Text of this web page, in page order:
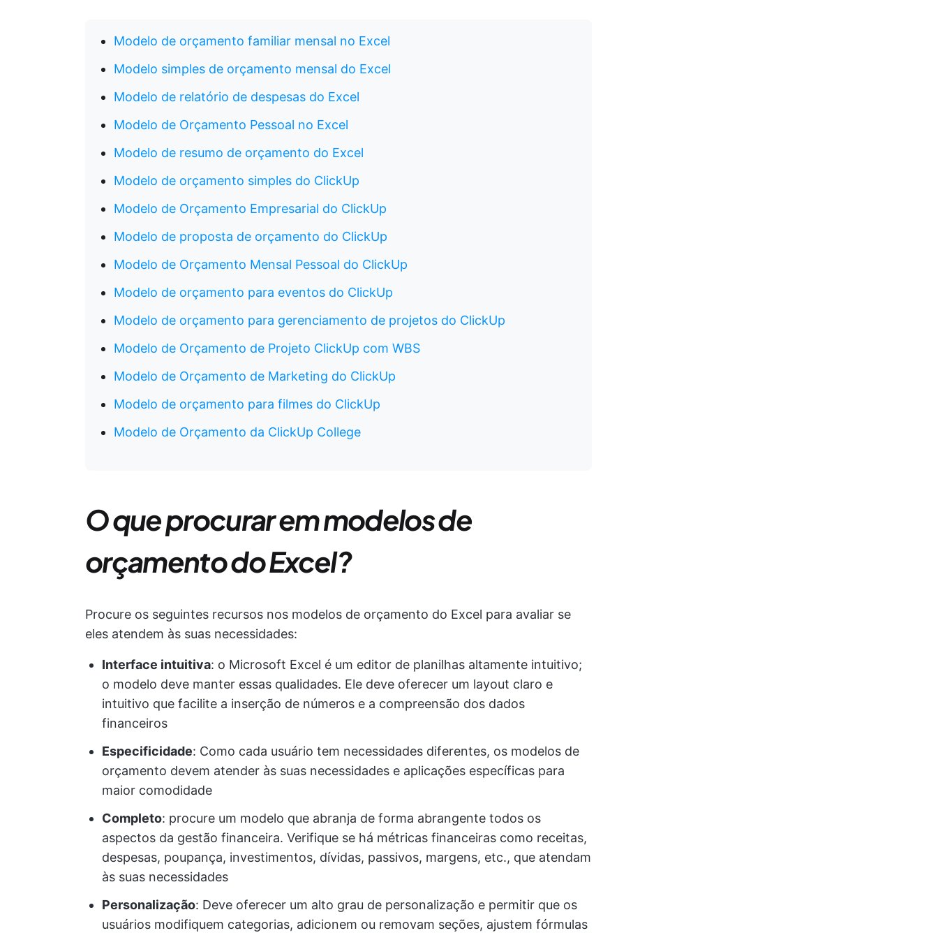
Modelo de orçamento familiar mensal no Excel
Modelo simples de orçamento mensal do Excel
Modelo de relatório de despesas do Excel
Modelo de Orçamento Pessoal no Excel
Modelo de resumo de orçamento do Excel
Modelo de orçamento simples do ClickUp
Modelo de Orçamento Empresarial do ClickUp
Modelo de proposta de orçamento do ClickUp
Modelo de Orçamento Mensal Pessoal do ClickUp
Modelo de orçamento para eventos do ClickUp
Modelo de orçamento para gerenciamento de projetos do ClickUp
Modelo de Orçamento de Projeto ClickUp com WBS
Modelo de Orçamento de Marketing do ClickUp
Modelo de orçamento para filmes do ClickUp
Modelo de Orçamento da ClickUp College
O que procurar em modelos de
orçamento do Excel?
Procure os seguintes recursos nos modelos de orçamento do Excel para avaliar se
eles atendem às suas necessidades:
Interface intuitiva: o Microsoft Excel é um editor de planilhas altamente intuitivo;
o modelo deve manter essas qualidades. Ele deve oferecer um layout claro e
intuitivo que facilite a inserção de números e a compreensão dos dados
financeiros
Especificidade: Como cada usuário tem necessidades diferentes, os modelos de
orçamento devem atender às suas necessidades e aplicações específicas para
maior comodidade
Completo: procure um modelo que abranja de forma abrangente todos os
aspectos da gestão financeira. Verifique se há métricas financeiras como receitas,
despesas, poupança, investimentos, dívidas, passivos, margens, etc., que atendam
às suas necessidades
Personalização: Deve oferecer um alto grau de personalização e permitir que os
usuários modifiquem categorias, adicionem ou removam seções, ajustem fórmulas